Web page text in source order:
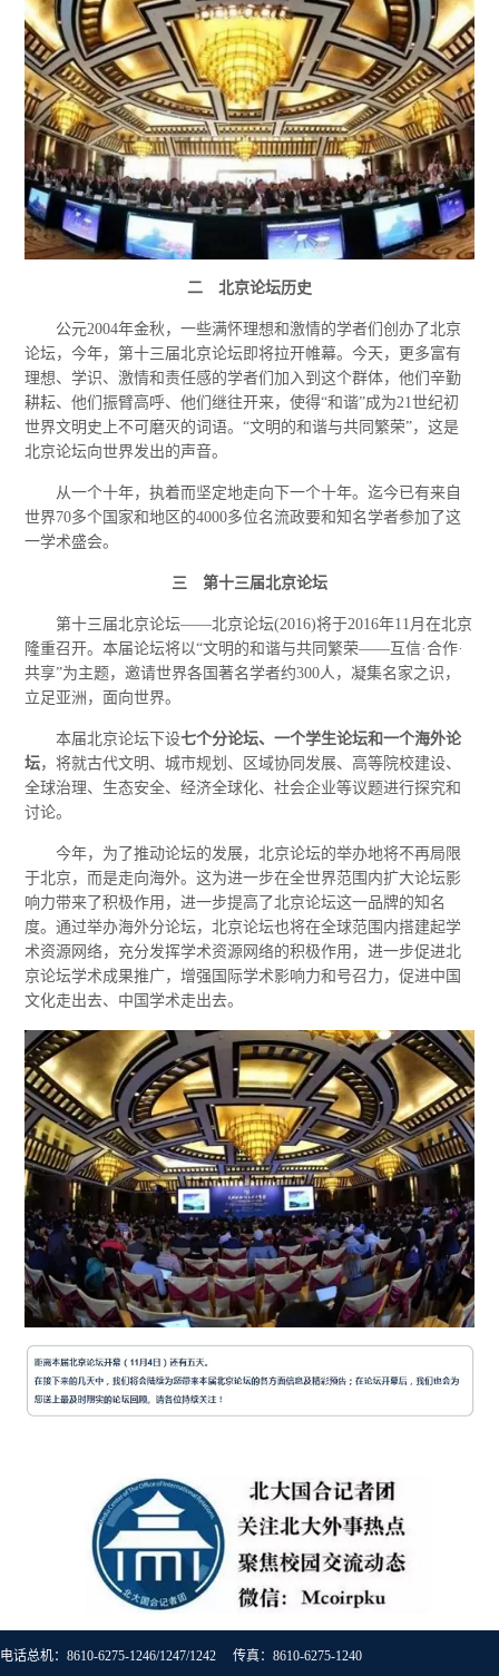
二 北京论坛历史
公元2004年金秋，一些满怀理想和激情的学者们创办了北京
论坛，今年，第十三届北京论坛即将拉开帷幕。今天，更多富有
理想、学识、激情和责任感的学者们加入到这个群体，他们辛勤
耕耘、他们振臂高呼、他们继往开来，使得“和谐”成为21世纪初
世界文明史上不可磨灭的词语。“文明的和谐与共同繁荣”，这是
北京论坛向世界发出的声音。
从一个十年，执着而坚定地走向下一个十年。迄今已有来自
世界70多个国家和地区的4000多位名流政要和知名学者参加了这
一学术盛会。
三 第十三届北京论坛
第十三届北京论坛——北京论坛(2016)将于2016年11月在北京
隆重召开。本届论坛将以“文明的和谐与共同繁荣——互信·合作·
共享”为主题，邀请世界各国著名学者约300人，凝集名家之识，
立足亚洲，面向世界。
本届北京论坛下设七个分论坛、一个学生论坛和一个海外论
坛，将就古代文明、城市规划、区域协同发展、高等院校建设、
全球治理、生态安全、经济全球化、社会企业等议题进行探究和
讨论。
今年，为了推动论坛的发展，北京论坛的举办地将不再局限
于北京，而是走向海外。这为进一步在全世界范围内扩大论坛影
响力带来了积极作用，进一步提高了北京论坛这一品牌的知名
度。通过举办海外分论坛，北京论坛也将在全球范围内搭建起学
术资源网络，充分发挥学术资源网络的积极作用，进一步促进北
京论坛学术成果推广，增强国际学术影响力和号召力，促进中国
文化走出去、中国学术走出去。
电话总机：8610-6275-1246/1247/1242 传真：8610-6275-1240